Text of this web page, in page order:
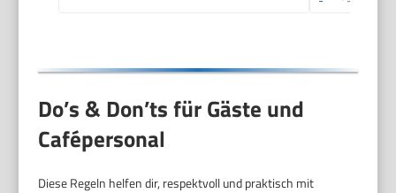
Do’s & Don’ts für Gäste und
Cafépersonal
Diese Regeln helfen dir, respektvoll und praktisch mit